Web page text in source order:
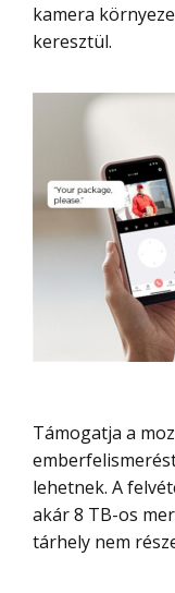
kamera
keresztül.
Támogatja a mozgásérzékelést és az
lehetnek. A
akár 8 TB-os
tárhely nem